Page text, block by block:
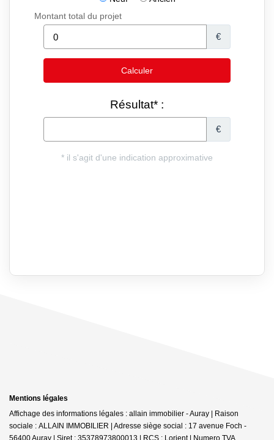
Mentions légales
Affichage des informations légales : allain immobilier - Auray | Raison
sociale : ALLAIN IMMOBILIER | Adresse siège social : 17 avenue Foch -
56400 Auray | Siret : 35378973800013 | RCS : Lorient | Numero TVA